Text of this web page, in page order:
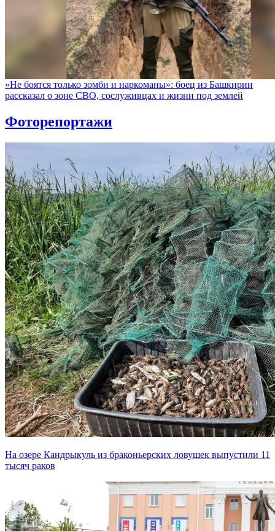
«Не боятся только зомби и наркоманы»: боец из Башкирии
рассказал о зоне СВО, сослуживцах и жизни под землей
Фоторепортажи
На озере Кандрыкуль из браконьерских ловушек выпустили 11
тысяч раков